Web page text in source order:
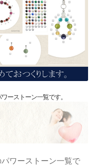
選ぶ
選ぶ
トーン一覧
ーストーン一覧です。
ワーストーン一覧で